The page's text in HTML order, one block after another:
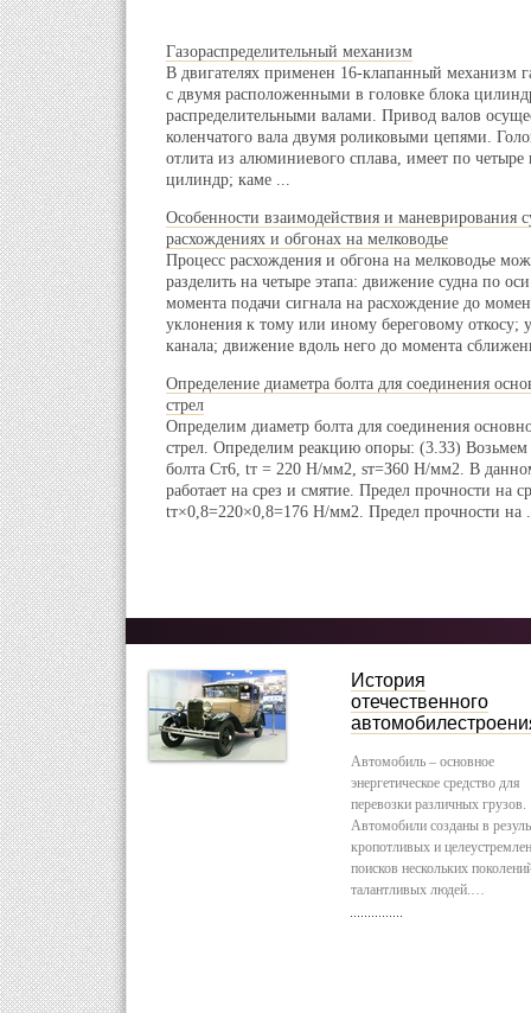
Газораспределительный механизм
В двигателях применен 16-клапанный механизм
с двумя расположенными в головке блока
распределительными валами. Привод валов
коленчатого вала двумя роликовыми цепями.
отлита из алюминиевого сплава, имеет по четыре
цилиндр; каме ...
Особенности взаимодействия и маневрирования
расхождениях и обгонах на мелководье
Процесс расхождения и обгона на мелководье
разделить на четыре этапа: движение судна по
момента подачи сигнала на расхождение до
уклонения к тому или иному береговому откосу;
канала; движение вдоль него до момента
Определение диаметра болта для соединения
стрел
Определим диаметр болта для соединения
стрел. Определим реакцию опоры: (3.33) Возьмем
болта Ст6, tт = 220 Н/мм2, sт=З60 Н/мм2. В
работает на срез и смятие. Предел прочности на
tт×0,8=220×0,8=176 Н/мм2. Предел прочности на
История
отечественного
Автомобиль – основное
энергетическое средство для
перевозки различных грузов.
Автомобили созданы в
кропотливых и
поисков нескольких
талантливых людей.…